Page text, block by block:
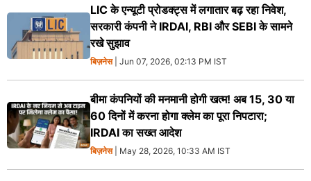
LIC के एन्यूटी प्रोडक्ट्स में लगातार बढ़ रहा निवेश,
सरकारी कंपनी ने IRDAI, RBI और SEBI के सामने
रखे सुझाव
बिज़नेस| Jun 07, 2026, 02:13 PM IST
बीमा कंपनियों की मनमानी होगी खत्म! अब 15, 30 या
60 दिनों में करना होगा क्लेम का पूरा निपटारा;
IRDAI का सख्त आदेश
बिज़नेस| May 28, 2026, 10:33 AM IST